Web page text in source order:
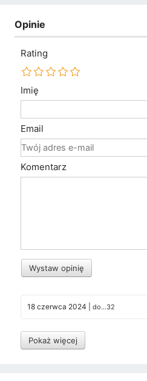
Opinie
Rating
Imię
Email
Komentarz
Wystaw opinię
18 czerwca 2024 do...32
Pokaż więcej